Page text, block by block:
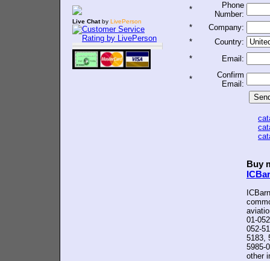
Live Chatby LivePerson
*
Phone
Number:
*
Company:
*
Country:
*
Email:
*
Confirm
Email:
Buy
01-
052-
5183,
5985-
other